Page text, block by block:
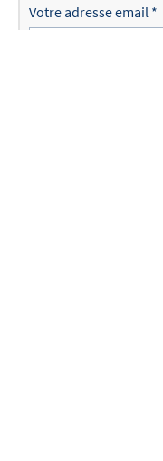
Votre adresse email